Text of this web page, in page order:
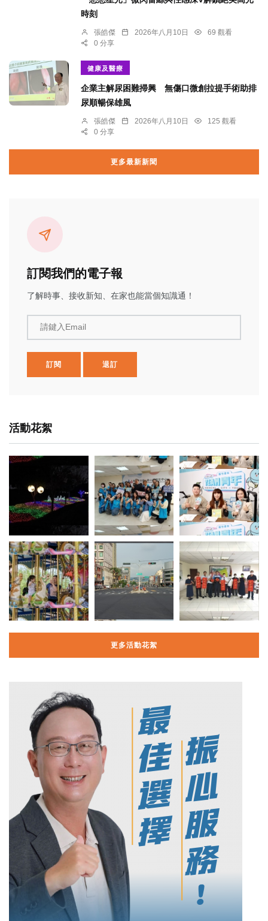
時刻
張皓傑 2026年八月10日
69 觀看
0 分享
健康及醫療
企業主解尿困難掃興 無傷口微創拉提手術助排
尿順暢保雄風
張皓傑 2026年八月10日
125 觀看
0 分享
更多最新新聞
訂閱我們的電子報
了解時事、接收新知、在家也能當個知識通！
請鍵入Email
訂閱 退訂
活動花絮
更多活動花絮